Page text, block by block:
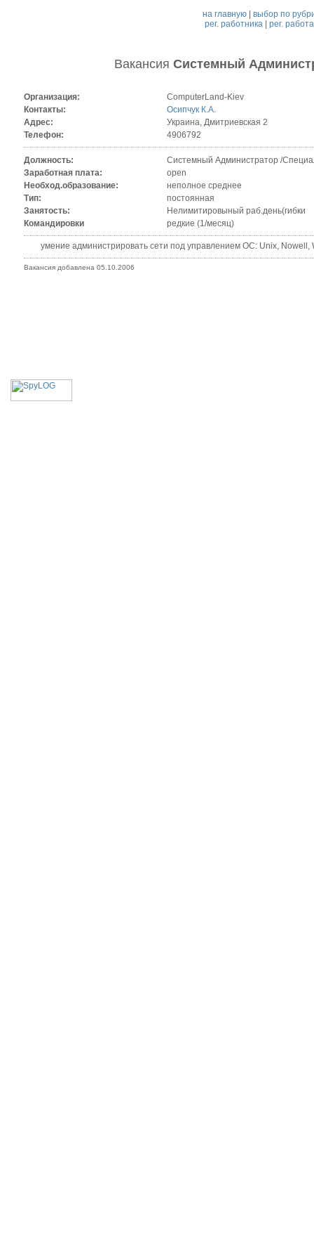
на главную |выбор по
рег. работника| рег.
ВакансияСистемный
Организация:
ComputerLand-Kiev
Контакты:
Осипчук К.А.
Адрес:
Украина, Дмитриевская 2
Телефон:
4906792
Должность:
Системный Администратор /
Заработная плата:
open
Необход.образование:
неполное среднее
Тип:
постоянная
Занятость:
Нелимитировыный раб.день(гибки
Командировки
редкие (1/месяц)
умение администрировать сети под управлением ОС: Unix, Nowell,
Вакансия добавлена 05.10.2006